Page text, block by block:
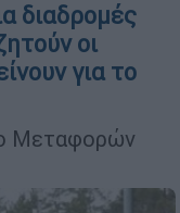
διαδρομές
οι
για το
Μεταφορών